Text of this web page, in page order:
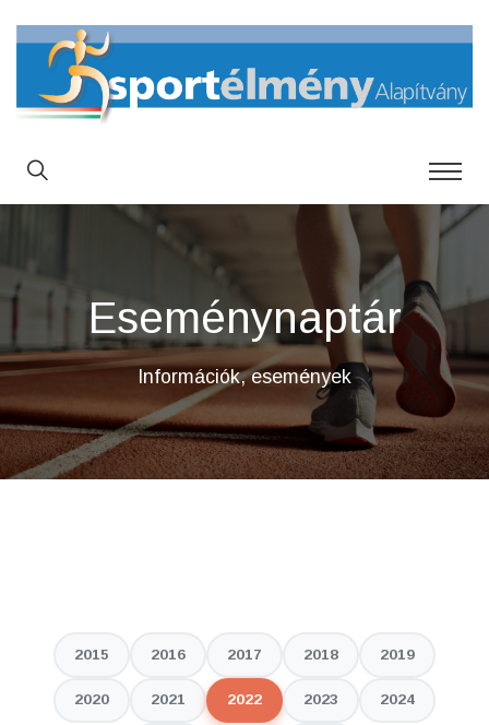
Eseménynaptár
Információk, események
2015 2016 2017 2018 2019
2020 2021 2022 2023 2024